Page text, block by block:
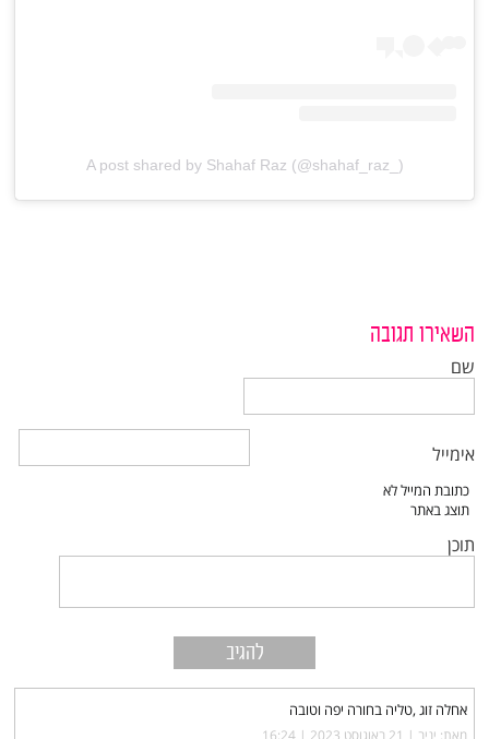
A post shared by Shahaf Raz (@shahaf_raz_)
השאירו תגובה
שם
אימייל
תוכן
אחלה זוג ,טליה בחורה יפה וטובה
מאת: יניב |‏ 21 באוגוסט 2023 | 16:24